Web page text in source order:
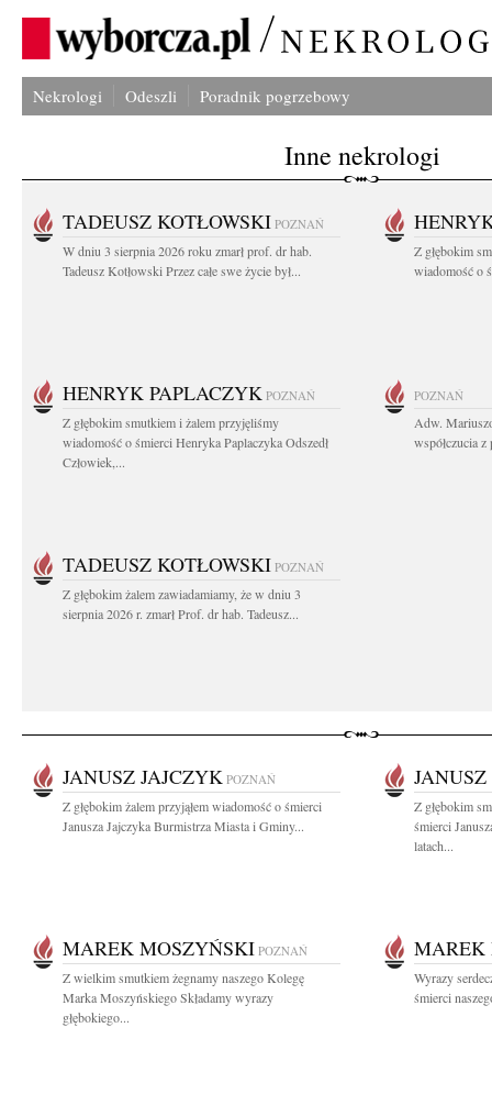
Nekrologi Odeszli Poradnik pogrzebowy
Inne nekrologi
TADEUSZ KOTŁOWSKI POZNAŃ
W dniu 3 sierpnia 2026 roku zmarł prof. dr hab.
Tadeusz Kotłowski Przez całe swe życie był...
Z głębokim
wiadomość o
HENRYK PAPLACZYK POZNAŃ
Z głębokim smutkiem i żalem przyjęliśmy
wiadomość o śmierci Henryka Paplaczyka Odszedł
Człowiek,...
POZNAŃ
Adw.
współczucia
TADEUSZ KOTŁOWSKI POZNAŃ
Z głębokim żalem zawiadamiamy, że w dniu 3
sierpnia 2026 r. zmarł Prof. dr hab. Tadeusz...
JANUSZ JAJCZYK POZNAŃ
Z głębokim żalem przyjąłem wiadomość o śmierci
Janusza Jajczyka Burmistrza Miasta i Gminy...
Z głębokim
śmierci
latach...
MAREK MOSZYŃSKI POZNAŃ
Z wielkim smutkiem żegnamy naszego Kolegę
Marka Moszyńskiego Składamy wyrazy
głębokiego...
MAREK
Wyrazy
śmierci